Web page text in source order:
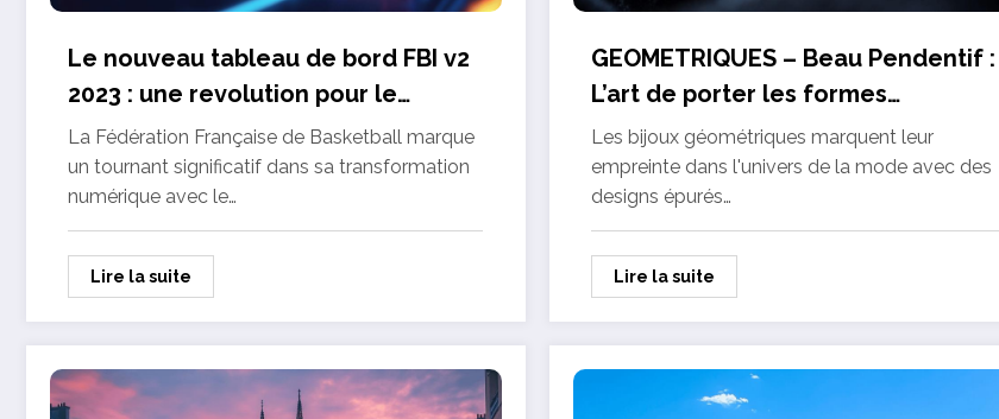
Le nouveau tableau de bord FBI v2
2023 : une revolution pour le
basketball francais
La Fédération Française de Basketball marque
un tournant significatif dans sa transformation
numérique avec le…
Lire la suite
GEOMETRIQUES – Beau Pendentif :
L’art de porter les formes
modernes autour du cou
Les bijoux géométriques marquent leur
empreinte dans l'univers de la mode avec des
designs épurés…
Lire la suite